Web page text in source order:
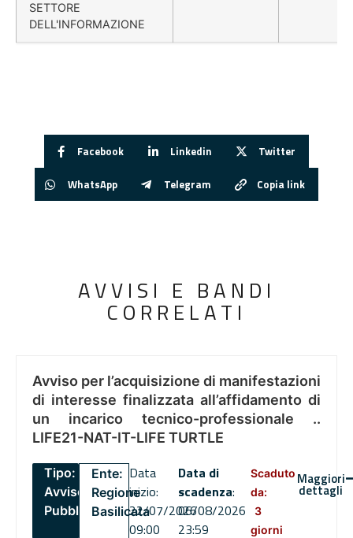
SETTORE
DELL'INFORMAZIONE
Facebook Linkedin Twitter
WhatsApp Telegram Copia link
AVVISI E BANDI
CORRELATI
Avviso per l’acquisizione di manifestazioni
di interesse finalizzata all’affidamento di
un incarico tecnico-professionale ..
LIFE21-NAT-IT-LIFE TURTLE
Tipo:
Avviso
Pubblico
Ente:
Regione
Basilicata
Data
inizio:
22/07/2026
09:00
Data di
scadenza:
06/08/2026
23:59
Scaduto
da:
3
giorni
Maggiori
dettagli